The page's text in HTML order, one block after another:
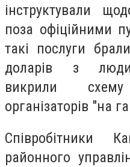
інструктували
поза офіційними
такі послуги
доларів з
викрили
організаторів "на
Співробітники
районного